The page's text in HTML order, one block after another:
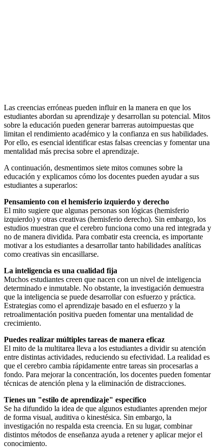
Las creencias erróneas pueden influir en la manera en que los
estudiantes abordan su aprendizaje y desarrollan su potencial. Mitos
sobre la educación pueden generar barreras autoimpuestas que
limitan el rendimiento académico y la confianza en sus habilidades.
Por ello, es esencial identificar estas falsas creencias y fomentar una
mentalidad más precisa sobre el aprendizaje.
A continuación, desmentimos siete mitos comunes sobre la
educación y explicamos cómo los docentes pueden ayudar a sus
estudiantes a superarlos:
Pensamiento con el hemisferio izquierdo y derecho
El mito sugiere que algunas personas son lógicas (hemisferio
izquierdo) y otras creativas (hemisferio derecho). Sin embargo, los
estudios muestran que el cerebro funciona como una red integrada y
no de manera dividida. Para combatir esta creencia, es importante
motivar a los estudiantes a desarrollar tanto habilidades analíticas
como creativas sin encasillarse.
La inteligencia es una cualidad fija
Muchos estudiantes creen que nacen con un nivel de inteligencia
determinado e inmutable. No obstante, la investigación demuestra
que la inteligencia se puede desarrollar con esfuerzo y práctica.
Estrategias como el aprendizaje basado en el esfuerzo y la
retroalimentación positiva pueden fomentar una mentalidad de
crecimiento.
Puedes realizar múltiples tareas de manera eficaz
El mito de la multitarea lleva a los estudiantes a dividir su atención
entre distintas actividades, reduciendo su efectividad. La realidad es
que el cerebro cambia rápidamente entre tareas sin procesarlas a
fondo. Para mejorar la concentración, los docentes pueden fomentar
técnicas de atención plena y la eliminación de distracciones.
Tienes un "estilo de aprendizaje" específico
Se ha difundido la idea de que algunos estudiantes aprenden mejor
de forma visual, auditiva o kinestésica. Sin embargo, la
investigación no respalda esta creencia. En su lugar, combinar
distintos métodos de enseñanza ayuda a retener y aplicar mejor el
conocimiento.